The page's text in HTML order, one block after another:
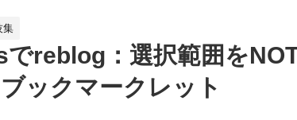
集
reblog：選択範囲を
ックマークレット